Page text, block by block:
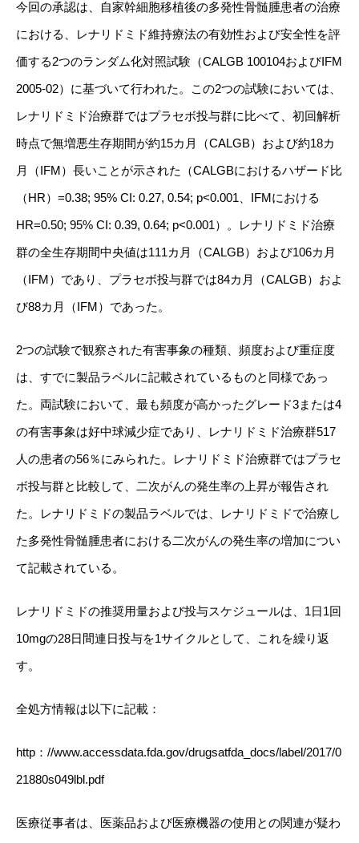
今回の承認は、自家幹細胞移植後の多発性骨髄腫患者の治療
における、レナリドミド維持療法の有効性および安全性を評
価する2つのランダム化対照試験（CALGB 100104およびIFM
2005-02）に基づいて行われた。 この2つの試験においては、
レナリドミド治療群ではプラセボ投与群に比べて、初回解析
時点で無増悪生存期間が約15カ月（CALGB）および約18カ
月（ IFM ）長いことが示された（CALGBにおけるハザード比
（ HR） =0.38; 95% CI: 0.27, 0.54; p<0.001 IFM における
HR=0.50; 95% CI: 0.39, 0.64; p<0.001）。レナリドミド治療
群の全生存期間中央値は111カ月（CALGB）および106カ月
（ IFM ）であり、プラセボ投与群では84カ月（CALGB）およ
び88カ月（ IFM ）であった。
2つの試験で観察された有害事象の種類、頻度および重症度
は、すでに製品ラベルに記載されているものと同様であっ
た。両試験において、最も頻度が高かったグレード3または4
の有害事象は好中球減少症であり、レナリドミド治療群517
人の患者の56％にみられた。レナリドミド治療群ではプラセ
ボ投与群と比較して、二次がんの発生率の上昇が報告され
た。レナリドミドの製品ラベルでは、レナリドミドで治療し
た多発性骨髄腫患者における二次がんの発生率の増加につい
て記載されている。
レナリドミドの推奨用量および投与スケジュールは、 1 日 1回
10mgの28日間連日投与を1サイクルとして、これを繰り返
す。
全処方情報は以下に記載：
http ： //www.accessdata.fda.gov/drugsatfda_docs/label/2017/0
21880s049lbl.pdf
医療従事者は、医薬品および医療機器の使用との関連が疑わ